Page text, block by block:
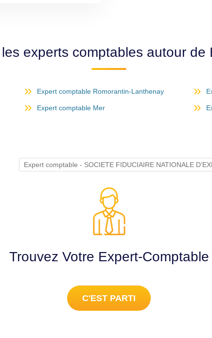
experts comptables autour de
Expert comptable Romorantin-Lanthenay
Expert comptable Mer
Expert comptable - SOCIETE FIDUCIAIRE NATIONALE
Trouvez Votre Expert-Comptable
C'EST PARTI